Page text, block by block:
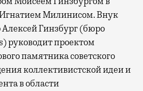
Игнатием Милинисом. Внук
Алексей Гинзбург (бюро
руководит проектом
памятника советского
коллективистской идеи и
в области